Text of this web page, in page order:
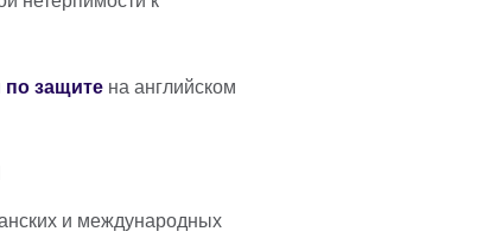
по защите на английском
и международных